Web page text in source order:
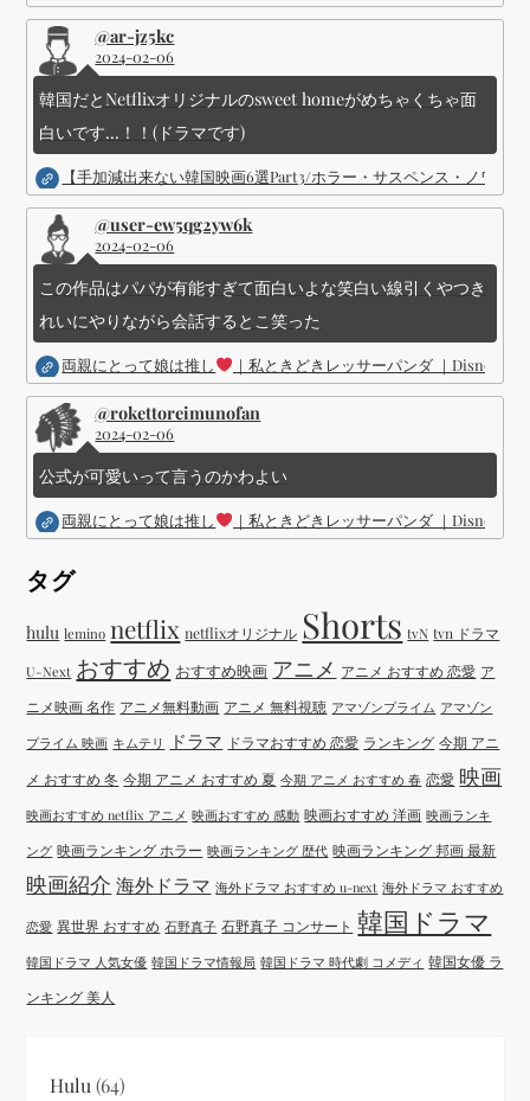
@ar-jz5kc
2024-02-06
韓国だとNetflixオリジナルのsweet homeがめちゃくちゃ面
白いです...！！(ドラマです)
【手加減出来ない韓国映画6選Part3/ホラー・サスペンス・ノワー
@user-ew5qg2yw6k
2024-02-06
この作品はパパが有能すぎて面白いよな笑白い線引くやつき
れいにやりながら会話するとこ笑った
両親にとって娘は推し ｜私ときどきレッサーパンダ ｜Disney (
@rokettoreimunofan
2024-02-06
公式が可愛いって言うのかわよい
両親にとって娘は推し ｜私ときどきレッサーパンダ ｜Disney (
タグ
hulu lemino netflix netflixオリジナル Shorts tvN tvn ドラマ
U-Next おすすめ おすすめ映画 アニメ アニメ おすすめ 恋愛 ア
ニメ映画 名作 アニメ無料動画 アニメ 無料視聴 アマゾンプライム アマゾン
プライム 映画 キムテリ ドラマ ドラマおすすめ 恋愛 ランキング 今期 アニ
メ おすすめ 冬 今期 アニメ おすすめ 夏 今期 アニメ おすすめ 春 恋愛 映画
映画おすすめ netflix アニメ 映画おすすめ 感動 映画おすすめ 洋画 映画ランキ
ング 映画ランキング ホラー 映画ランキング 歴代 映画ランキング 邦画 最新
映画紹介 海外ドラマ 海外ドラマ おすすめ u-next 海外ドラマ おすすめ
恋愛 異世界 おすすめ 石野真子 石野真子 コンサート 韓国ドラマ
韓国ドラマ 人気女優 韓国ドラマ情報局 韓国ドラマ 時代劇 コメディ 韓国女優 ラ
ンキング 美人
Hulu (64)